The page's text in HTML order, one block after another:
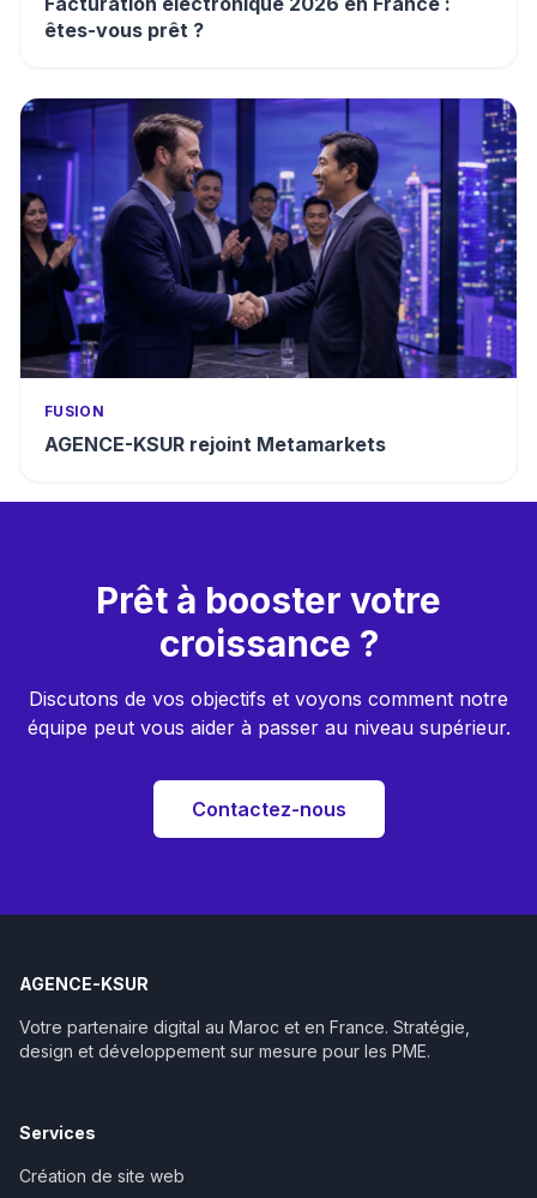
êtes-vous prêt ?
FUSION
AGENCE-KSUR rejoint Metamarkets
Prêt à booster votre
croissance ?
Discutons de vos objectifs et voyons comment notre
équipe peut vous aider à passer au niveau supérieur.
Contactez-nous
AGENCE-KSUR
Votre partenaire digital au Maroc et en France. Stratégie,
design et développement sur mesure pour les PME.
Services
Création de site web